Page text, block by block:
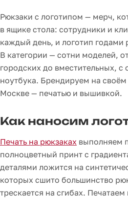
Рюкзаки с логотипом — мерч,
в ящике стола: сотрудники и
каждый день, и логотип годами
В категории — сотни моделей,
городских до вместительных, с
ноутбука. Брендируем на
Москве — печатью и вышивкой.
Как наносим
Печать на рюкзаках выполняем
полноцветный принт с
деталями ложится на
которых сшито большинство
трескается на сгибах.